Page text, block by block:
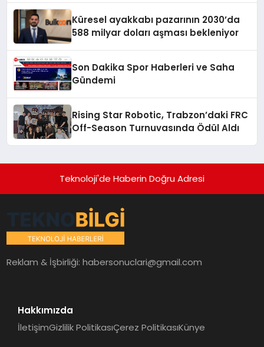
Küresel ayakkabı pazarının 2030’da
588 milyar doları aşması bekleniyor
Son Dakika Spor Haberleri ve Saha
Gündemi
Rising Star Robotic, Trabzon’daki FRC
Off-Season Turnuvasında Ödül Aldı
Teknoloji'de Haberin Doğru Adresi
Reklam & İşbirliği:habersonuclari@gmail.com
Hakkımızda
İletişimGizlilik PolitikasıÇerez PolitikasıKünye